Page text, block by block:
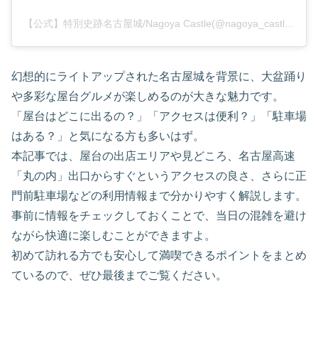
【公式】特別史跡名古屋城/Nagoya Castle(@nagoya_castle_japan)がシェアした投稿
幻想的にライトアップされた名古屋城を背景に、大盆踊り
や多彩な屋台グルメが楽しめるのが大きな魅力です。
「屋台はどこに出るの？」「アクセスは便利？」「駐車場
はある？」と気になる方も多いはず。
本記事では、屋台の出店エリアや見どころ、名古屋高速
「丸の内」出口からすぐというアクセスの良さ、さらに正
門前駐車場などの利用情報まで分かりやすく解説します。
事前に情報をチェックしておくことで、当日の混雑を避け
ながら快適に楽しむことができますよ。
初めて訪れる方でも安心して満喫できるポイントをまとめ
ているので、ぜひ最後までご覧ください。